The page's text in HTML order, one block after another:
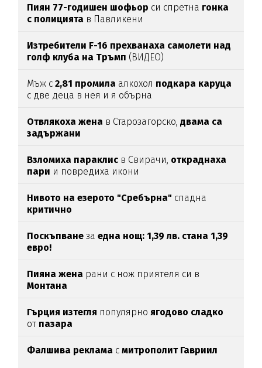
Пиян 77-годишен шофьор си спретна гонка
с полицията в Павликени
Изтребители F-16 прехванаха самолети над
голф клуба на Тръмп (ВИДЕО)
Мъж с2,81 промила алкохол подкара каруца
с две деца в нея и я обърна
Отвлякоха жена в Старозагорско,двама са
задържани
Взломиха параклис в Свирачи, откраднаха
пари и повредиха икони
Нивото на езерото "Сребърна" спадна
критично
Поскъпване за една нощ: 1,39 лв. стана 1,39
евро!
Пияна жена рани с нож приятеля си в
Монтана
Гърция изтегля популярно ягодово сладко
от пазара
Фалшива реклама смитрополит Гавриил